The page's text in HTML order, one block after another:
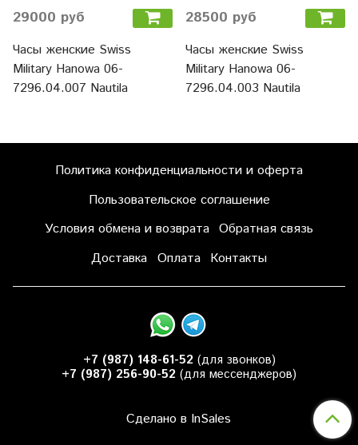
29000 руб
Часы женские Swiss
Military Hanowa 06-
7296.04.007 Nautila
28500 руб
Часы женские Swiss
Military Hanowa 06-
7296.04.003 Nautila
Политика конфиденциальности и оферта
Пользовательское соглашение
Условия обмена и возврата Обратная связь
Доставка Оплата Контакты
+7 (987) 148-61-52(для звонков)
+7 (987) 256-90-52 (для мессенджеров)
Сделано в InSales